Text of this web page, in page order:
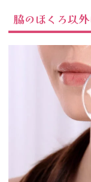
脇のほくろ以